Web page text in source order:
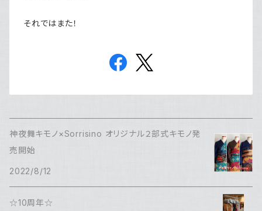
それではまた！
神夜舞キモノ×Sorrisino オリジナル２部式キモノ発
売開始
2022/8/12
☆10周年☆